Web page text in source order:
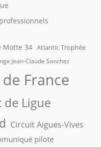
Motte 34 Atlantic Trophée
Jean-Claude Sanchez
France
Ligue
Circuit Aigues-Vives
pilote